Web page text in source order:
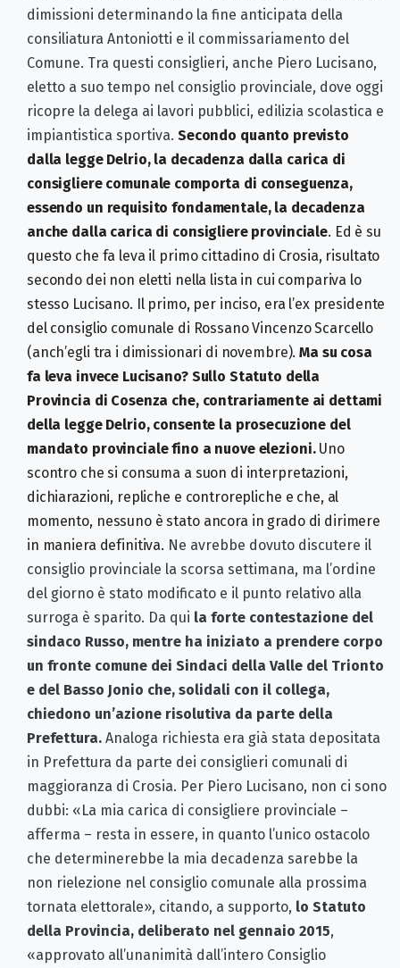
dimissioni determinando la fine anticipata della
consiliatura Antoniotti e il commissariamento del
Comune. Tra questi consiglieri, anche Piero Lucisano,
eletto a suo tempo nel consiglio provinciale, dove oggi
ricopre la delega ai lavori pubblici, edilizia scolastica e
impiantistica sportiva. Secondo quanto previsto
dalla legge Delrio, la decadenza dalla carica di
consigliere comunale comporta di conseguenza,
essendo un requisito fondamentale, la decadenza
anche dalla carica di consigliere provinciale. Ed è su
questo che fa leva il primo cittadino di Crosia, risultato
secondo dei non eletti nella lista in cui compariva lo
stesso Lucisano. Il primo, per inciso, era l’ex presidente
del consiglio comunale di Rossano Vincenzo Scarcello
(anch’egli tra i dimissionari di novembre).Ma su cosa
fa leva invece Lucisano? Sullo Statuto della
Provincia di Cosenza che, contrariamente ai dettami
della legge Delrio, consente la prosecuzione del
mandato provinciale fino a nuove elezioni.Uno
scontro che si consuma a suon di interpretazioni,
dichiarazioni, repliche e controrepliche e che, al
momento, nessuno è stato ancora in grado di dirimere
in maniera definitiva. Ne avrebbe dovuto discutere il
consiglio provinciale la scorsa settimana, ma l’ordine
del giorno è stato modificato e il punto relativo alla
surroga è sparito. Da qui la forte contestazione del
sindaco Russo, mentre ha iniziato a prendere corpo
un fronte comune dei Sindaci della Valle del Trionto
e del Basso Jonio che, solidali con il collega,
chiedono un’azione risolutiva da parte della
Prefettura. Analoga richiesta era già stata depositata
in Prefettura da parte dei consiglieri comunali di
maggioranza di Crosia. Per Piero Lucisano, non ci sono
dubbi: «La mia carica di consigliere provinciale –
afferma – resta in essere, in quanto l’unico ostacolo
che determinerebbe la mia decadenza sarebbe la
non rielezione nel consiglio comunale alla prossima
tornata elettorale», citando, a supporto, lo Statuto
della Provincia, deliberato nel gennaio 2015,
«approvato all’unanimità dall’intero Consiglio